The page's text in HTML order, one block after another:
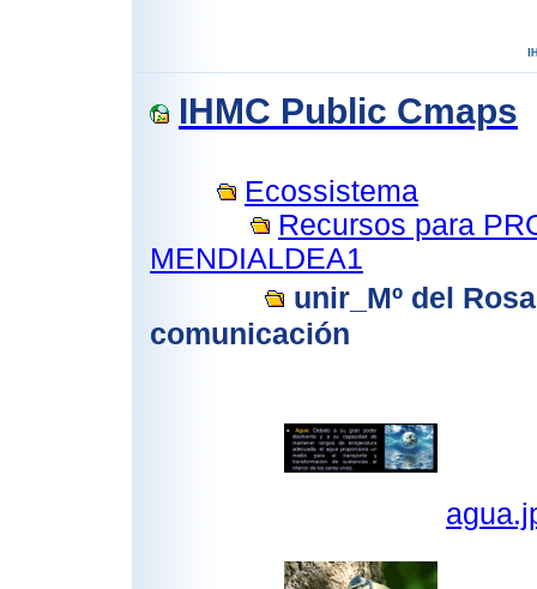
IHMC Public Cmaps
Ecossistema
Recursos para
MENDIALDEA1
unir_Mº del
comunicación